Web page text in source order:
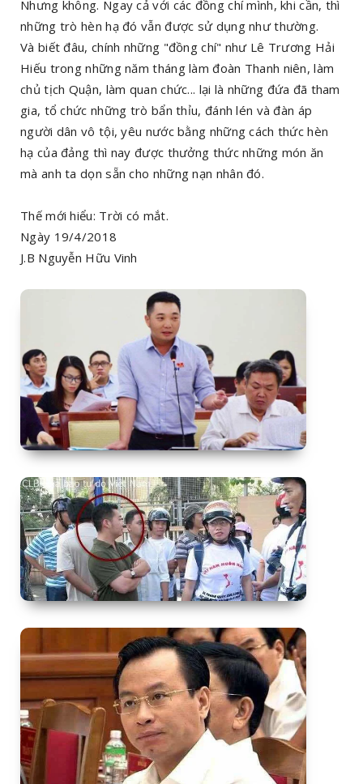
Nhưng không. Ngay cả với các đồng chí mình, khi cần, thì
những trò hèn hạ đó vẫn được sử dụng như thường.
Và biết đâu, chính những "đồng chí" như Lê Trương Hải
Hiếu trong những năm tháng làm đoàn Thanh niên, làm
chủ tịch Quận, làm quan chức... lại là những đứa đã tham
gia, tổ chức những trò bẩn thỉu, đánh lén và đàn áp
người dân vô tội, yêu nước bằng những cách thức hèn
hạ của đảng thì nay được thưởng thức những món ăn
mà anh ta dọn sẵn cho những nạn nhân đó.
Thế mới hiểu: Trời có mắt.
Ngày 19/4/2018
J.B Nguyễn Hữu Vinh